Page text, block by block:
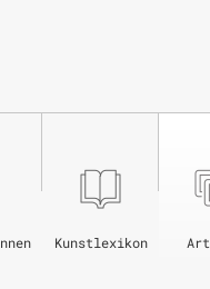
Kunstlexikon